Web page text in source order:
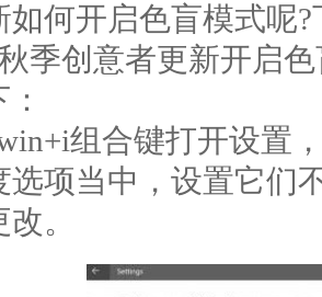
如何开启色盲模式呢
季创意者更新开启
组合键打开设置
选项当中，设置它们
。